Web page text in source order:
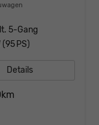
5-Gang
(95 PS)
Details